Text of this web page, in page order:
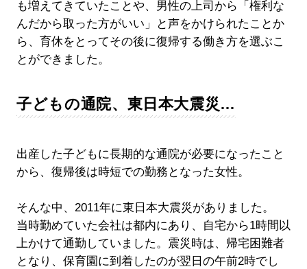
も増えてきていたことや、男性の上司から「権利な
んだから取った方がいい」と声をかけられたことか
ら、育休をとってその後に復帰する働き方を選ぶこ
とができました。
子どもの通院、東日本大震災…
出産した子どもに長期的な通院が必要になったこと
から、復帰後は時短での勤務となった女性。
そんな中、2011年に東日本大震災がありました。
当時勤めていた会社は都内にあり、自宅から1時間以
上かけて通勤していました。震災時は、帰宅困難者
となり、保育園に到着したのが翌日の午前2時でし